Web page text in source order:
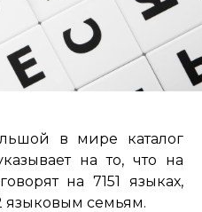
в мире каталог
на то, что на
на 7151 языках,
языковым семьям.